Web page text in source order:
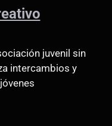
juvenil sin
intercambios y